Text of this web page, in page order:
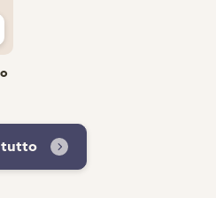
tutto